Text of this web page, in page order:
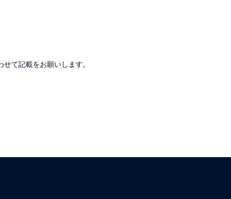
て記載をお願いします。